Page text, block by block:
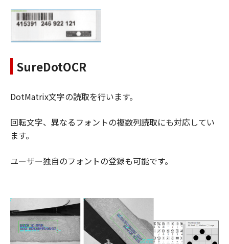
SureDotOCR
DotMatrix文字の読取を行います。
回転文字、異なるフォントの複数列読取にも対応してい
ます。
ユーザー独自のフォントの登録も可能です。